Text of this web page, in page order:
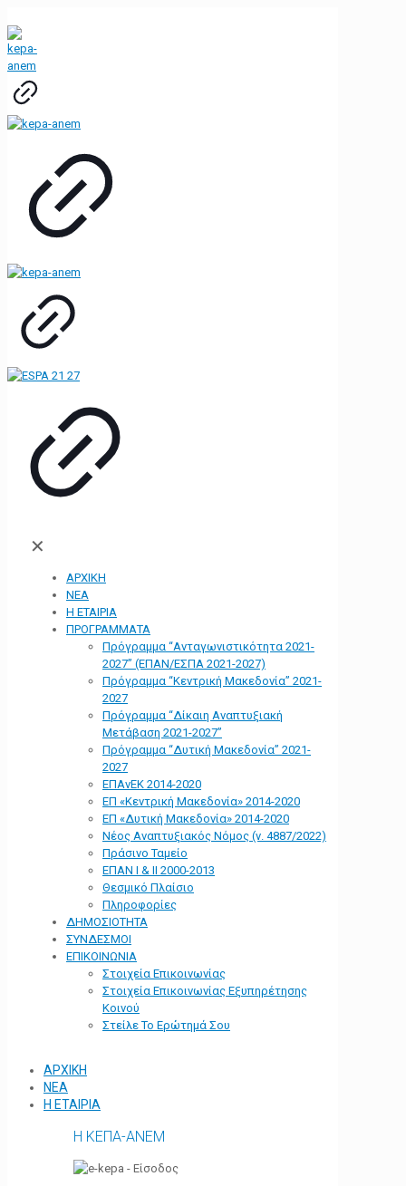
✕
ΑΡΧΙΚΗ
ΝΕΑ
Η ΕΤΑΙΡΙΑ
ΠΡΟΓΡΑΜΜΑΤΑ
Πρόγραμμα “Ανταγωνιστικότητα 2021-
2027” (ΕΠΑΝ/ΕΣΠΑ 2021-2027)
Πρόγραμμα “Κεντρική Μακεδονία” 2021-
2027
Πρόγραμμα “Δίκαιη Αναπτυξιακή
Μετάβαση 2021-2027”
Πρόγραμμα “Δυτική Μακεδονία” 2021-
2027
ΕΠΑνΕΚ 2014-2020
ΕΠ «Kεντρική Μακεδονία» 2014-2020
ΕΠ «Δυτική Μακεδονία» 2014-2020
Νέος Αναπτυξιακός Νόμος (ν. 4887/2022)
Πράσινο Ταμείο
ΕΠΑΝ Ι & ΙΙ 2000-2013
Θεσμικό Πλαίσιο
Πληροφορίες
ΔΗΜΟΣΙΟΤΗΤΑ
ΣΥΝΔΕΣΜΟΙ
ΕΠΙΚΟΙΝΩΝΙΑ
Στοιχεία Επικοινωνίας
Στοιχεία Επικοινωνίας Εξυπηρέτησης
Κοινού
Στείλε Το Ερώτημά Σου
ΑΡΧΙΚΗ
ΝΕΑ
Η ΕΤΑΙΡΙΑ
Η ΚΕΠΑ-ΑΝΕΜ